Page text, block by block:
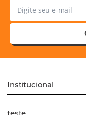
Institucional
teste